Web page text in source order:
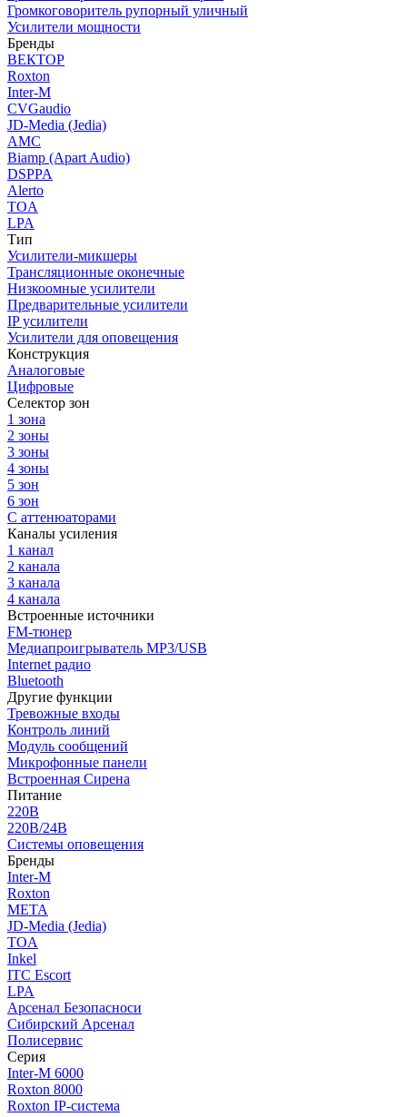
Громкоговоритель рупорный уличный
Усилители мощности
Бренды
ВЕКТОР
Roxton
Inter-M
CVGaudio
JD-Media (Jedia)
AMC
Biamp (Apart Audio)
DSPPA
Alerto
TOA
LPA
Тип
Усилители-микшеры
Трансляционные оконечные
Низкоомные усилители
Предварительные усилители
IP усилители
Усилители для оповещения
Конструкция
Аналоговые
Цифровые
Селектор зон
1 зона
2 зоны
3 зоны
4 зоны
5 зон
6 зон
С аттенюаторами
Каналы усиления
1 канал
2 канала
3 канала
4 канала
Встроенные источники
FM-тюнер
Медиапроигрыватель MP3/USB
Internet радио
Bluetooth
Другие функции
Тревожные входы
Контроль линий
Модуль сообщений
Микрофонные панели
Встроенная Сирена
Питание
220В
220В/24В
Системы оповещения
Бренды
Inter-M
Roxton
МЕТА
JD-Media (Jedia)
TOA
Inkel
ITC Escort
LPA
Арсенал Безопасноси
Сибирский Арсенал
Полисервис
Серия
Inter-M 6000
Roxton 8000
Roxton IP-система